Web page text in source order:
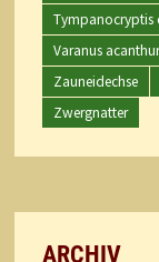
Tympanocryptis
Varanus
Zauneidechse
Zwergnatter
ARCHIV